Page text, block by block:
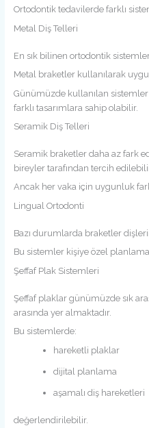
Ortodontik tedavilerde farklı
Metal Diş Telleri
En sık bilinen ortodontik
Metal braketler kullanılarak
Günümüzde kullanılan
farklı tasarımlara sahip olabilir.
Seramik Diş Telleri
Seramik braketler daha az fark
bireyler tarafından tercih
Ancak her vaka için uygunluk
Lingual Ortodonti
Bazı durumlarda braketler
Bu sistemler kişiye özel
Şeffaf Plak Sistemleri
Şeffaf plaklar günümüzde sık
arasında yer almaktadır.
Bu sistemlerde:
hareketli plaklar
dijital planlama
aşamalı diş hareketleri
değerlendirilebilir.